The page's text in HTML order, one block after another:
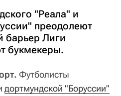
"Реала" и
преодолеют
барьер Лиги
букмекеры.
Футболисты
дортмундской "Боруссии"